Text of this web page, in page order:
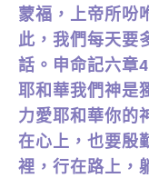
蒙福，上帝所吩
此，我們每天要
話。申命記六章
耶和華我們神是
力愛耶和華你的
在心上，也要殷
裡，行在路上，